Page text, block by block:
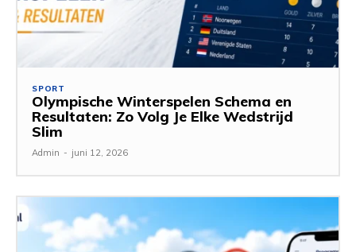
SPORT
Olympische Winterspelen Schema en
Resultaten: Zo Volg Je Elke Wedstrijd
Slim
Admin - juni 12, 2026